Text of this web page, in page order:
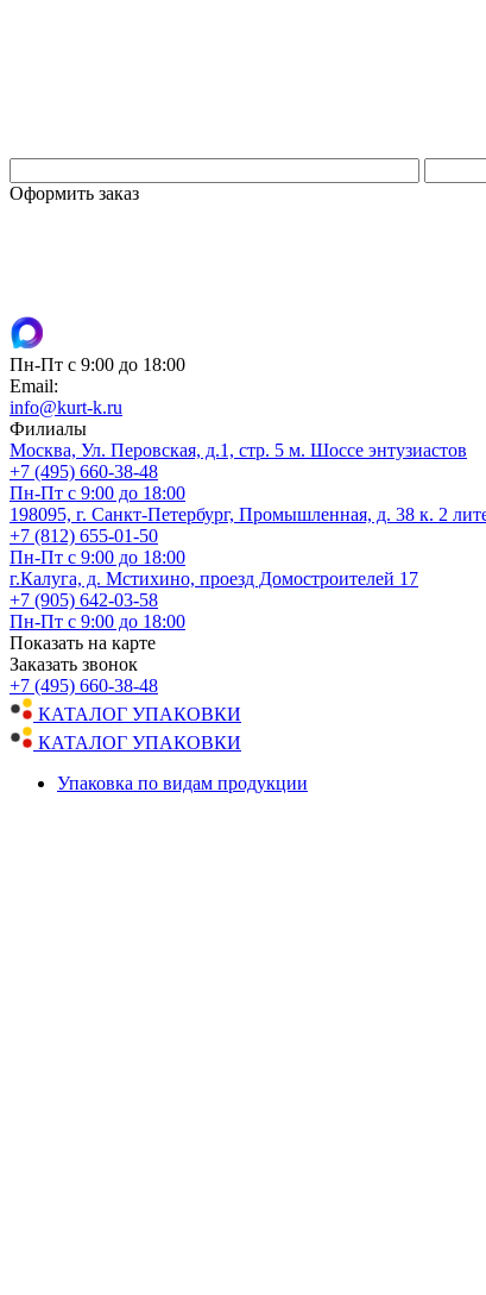
Оформить заказ
Пн-Пт с 9:00 до 18:00
Email:
info@kurt-k.ru
Филиалы
Москва, Ул. Перовская, д.1, стр. 5 м. Шоссе энтузиастов
+7 (495) 660-38-48
Пн-Пт с 9:00 до 18:00
198095, г. Санкт-Петербург, Промышленная, д. 38 к. 2
+7 (812) 655-01-50
Пн-Пт с 9:00 до 18:00
г.Калуга, д. Мстихино, проезд Домостроителей 17
+7 (905) 642-03-58
Пн-Пт с 9:00 до 18:00
Показать на карте
Заказать звонок
+7 (495) 660-38-48
КАТАЛОГ УПАКОВКИ
КАТАЛОГ УПАКОВКИ
Упаковка по видам продукции